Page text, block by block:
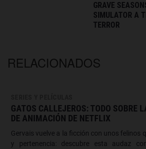
GRAVE
SIMULATOR A
TERROR
RELACIONADOS
GATOS CALLEJEROS: TODO SOBRE
DE ANIMACIÓN DE NETFLIX
Gervais vuelve a la ficción con unos felinos
y pertenencia: descubre esta audaz